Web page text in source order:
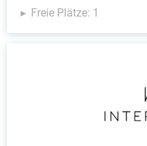
Freie Plätze: 1